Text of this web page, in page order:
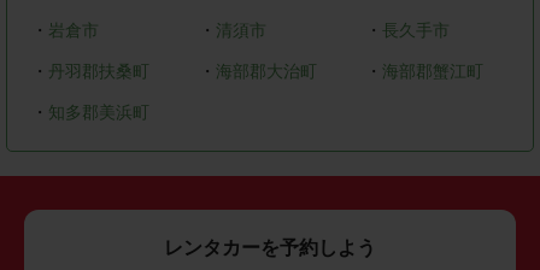
・ 岩倉市 ・ 清須市 ・ 長久手市
・ 丹羽郡扶桑町 ・ 海部郡大治町 ・ 海部郡蟹江町
・ 知多郡美浜町
レンタカーを予約しよう